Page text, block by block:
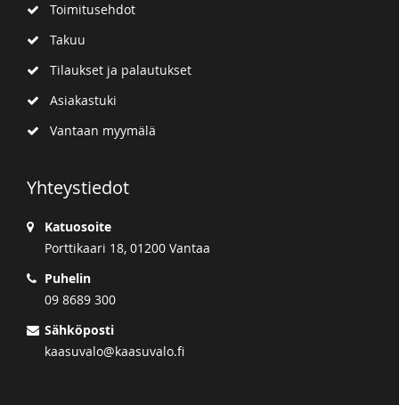
Toimitusehdot
Takuu
Tilaukset ja palautukset
Asiakastuki
Vantaan myymälä
Yhteystiedot
Katuosoite
Porttikaari 18, 01200 Vantaa
Puhelin
09 8689 300
Sähköposti
kaasuvalo@kaasuvalo.fi